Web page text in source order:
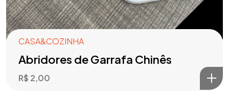
CASA&COZINHA
Abridores de Garrafa Chinês
R$ 2,00